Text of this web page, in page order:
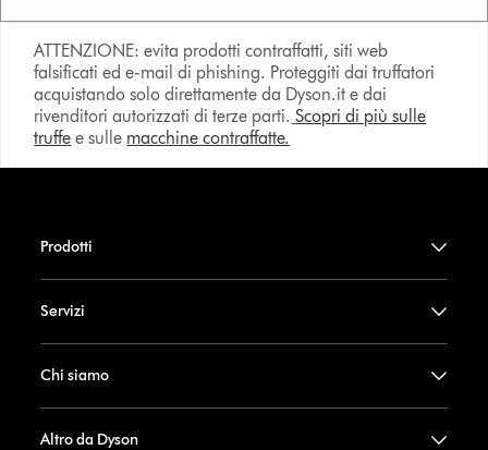
ATTENZIONE: evita prodotti contraffatti, siti web
falsificati ed e-mail di phishing. Proteggiti dai truffatori
acquistando solo direttamente da Dyson.it e dai
rivenditori autorizzati di terze parti. Scopri di più sulle
truffe e sulle macchine contraffatte.
Prodotti
Servizi
Chi siamo
Altro da Dyson